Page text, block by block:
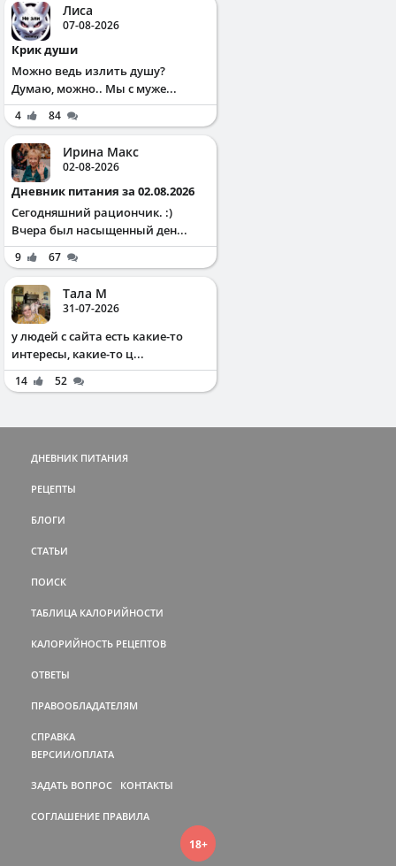
Лиса
07-08-2026
Крик души
Можно ведь излить душу?
Думаю, можно.. Мы с муже...
4 84
Ирина Макс
02-08-2026
Дневник питания за 02.08.2026
Сегодняшний рациончик. :)
Вчера был насыщенный ден...
9 67
Тала М
31-07-2026
у людей с сайта есть какие-то
интересы, какие-то ц...
14 52
ДНЕВНИК ПИТАНИЯ
РЕЦЕПТЫ
БЛОГИ
СТАТЬИ
ПОИСК
ТАБЛИЦА КАЛОРИЙНОСТИ
КАЛОРИЙНОСТЬ РЕЦЕПТОВ
ОТВЕТЫ
ПРАВООБЛАДАТЕЛЯМ
СПРАВКА
ВЕРСИИ/ОПЛАТА
ЗАДАТЬ ВОПРОС КОНТАКТЫ
СОГЛАШЕНИЕ ПРАВИЛА
18+